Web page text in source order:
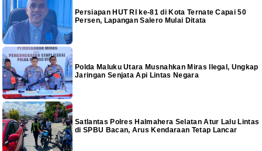
Persiapan HUT RI ke-81 di Kota Ternate Capai 50
Persen, Lapangan Salero Mulai Ditata
Polda Maluku Utara Musnahkan Miras Ilegal, Ungkap
Jaringan Senjata Api Lintas Negara
Satlantas Polres Halmahera Selatan Atur Lalu Lintas
di SPBU Bacan, Arus Kendaraan Tetap Lancar